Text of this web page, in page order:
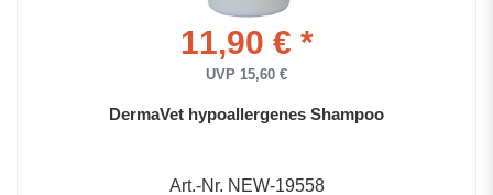
11,90 € *
UVP 15,60 €
DermaVet hypoallergenes Shampoo
Art.-Nr. NEW-19558